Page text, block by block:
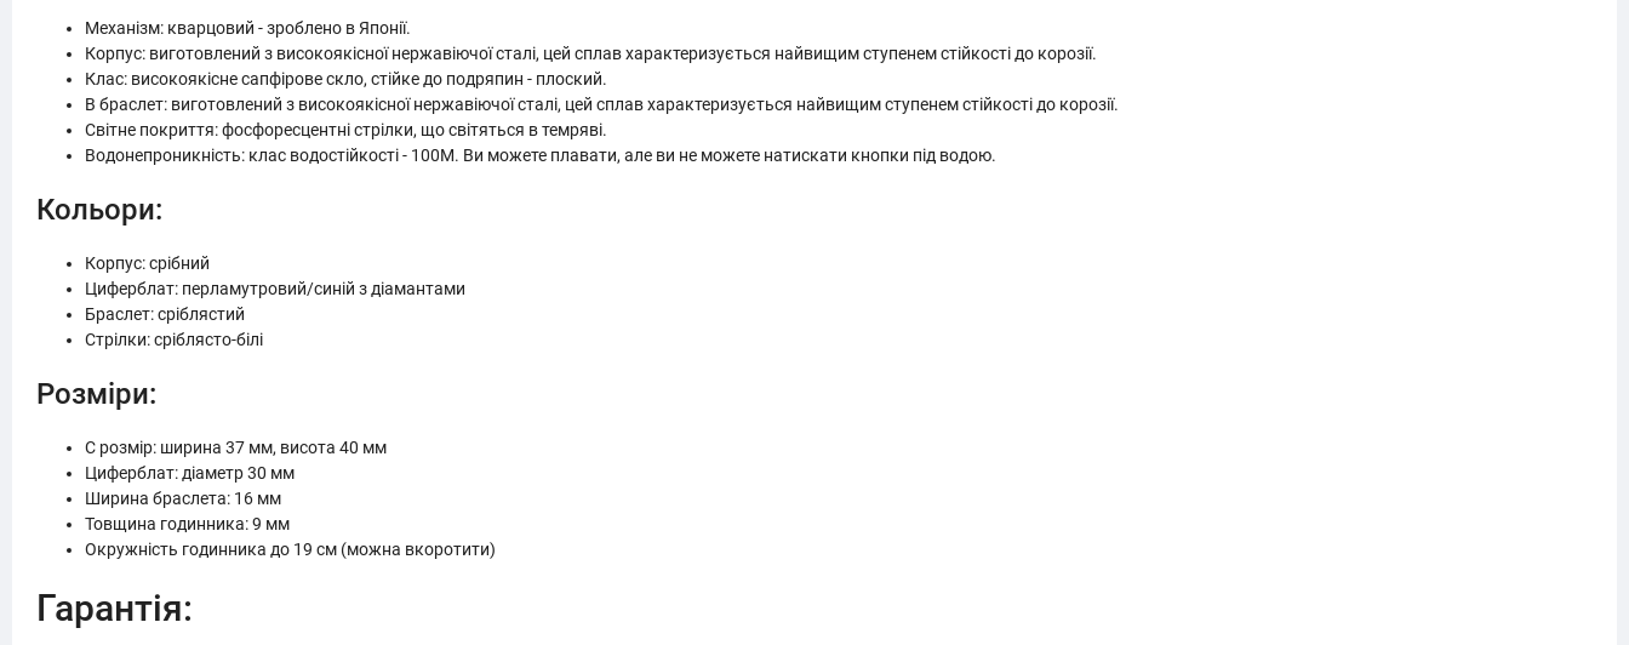
Механізм: кварцовий - зроблено в Японії.
Корпус: виготовлений з високоякісної нержавіючої сталі, цей сплав характеризується найвищим ступенем стійкості до корозії.
Клас: високоякісне сапфірове скло, стійке до подряпин - плоский.
B браслет: виготовлений з високоякісної нержавіючої сталі, цей сплав характеризується найвищим ступенем стійкості до корозії.
Світне покриття: фосфоресцентні стрілки, що світяться в темряві.
Водонепроникність: клас водостійкості - 100М. Ви можете плавати, але ви не можете натискати кнопки під водою.
Кольори:
Корпус: срібний
Циферблат: перламутровий/синій з діамантами
Браслет: сріблястий
Стрілки: сріблясто-білі
Розміри:
C розмір: ширина 37 мм, висота 40 мм
Циферблат: діаметр 30 мм
Ширина браслета: 16 мм
Товщина годинника: 9 мм
Окружність годинника до 19 см (можна вкоротити)
Гарантія: